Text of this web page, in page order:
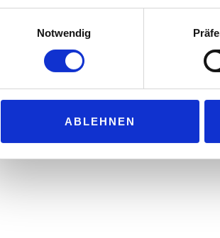
Notwendig
ABLEHNEN
medialog GmbH & Co.
Telefon: +49 (0) 72 25